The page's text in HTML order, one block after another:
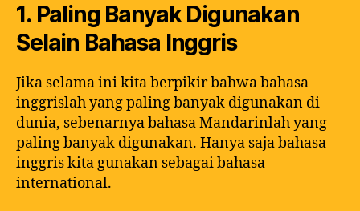
1. Paling Banyak Digunakan
Selain Bahasa Inggris
Jika selama ini kita berpikir bahwa bahasa
inggrislah yang paling banyak digunakan di
dunia, sebenarnya bahasa Mandarinlah yang
paling banyak digunakan. Hanya saja bahasa
inggris kita gunakan sebagai bahasa
international.